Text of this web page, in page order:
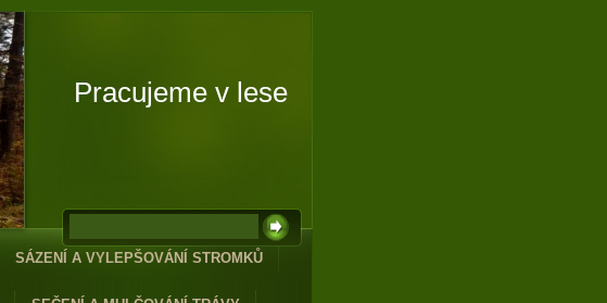
Pracujeme v lese
SÁZENÍ A VYLEPŠOVÁNÍ STROMKŮ